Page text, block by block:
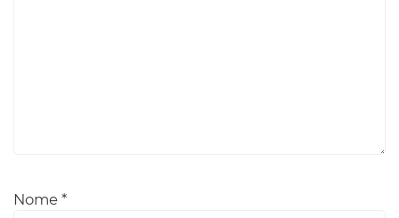
Nome *